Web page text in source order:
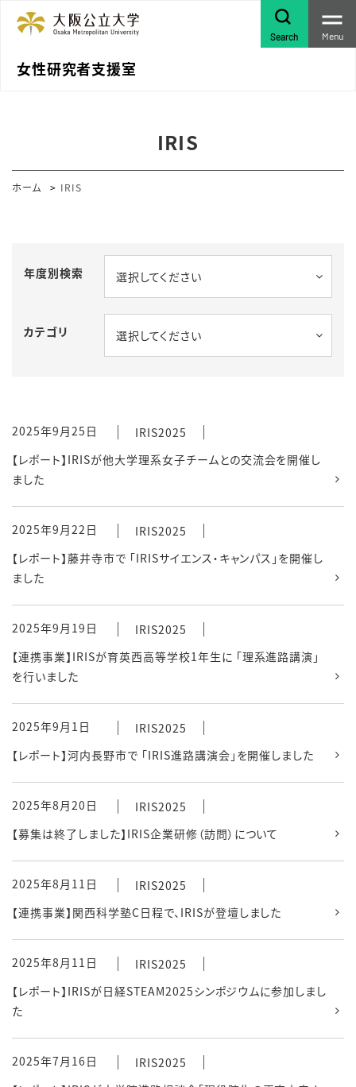
女性研究者支援室
Search Menu
IRIS
ホーム IRIS
年度別検索 選択してください
カテゴリ 選択してください
2025年9月25日
IRIS2025
【レポート】IRISが他大学理系女子チームとの交流会を開催し
ました
2025年9月22日
IRIS2025
【レポート】藤井寺市で 「IRISサイエンス・キャンパス」を開催し
ました
2025年9月19日
IRIS2025
【連携事業】IRISが育英西高等学校1年生に 「理系進路講演」
を行いました
2025年9月1日
IRIS2025
【レポート】河内長野市で 「IRIS進路講演会」を開催しました
2025年8月20日
IRIS2025
【募集は終了しました】IRIS企業研修（訪問）について
2025年8月11日
IRIS2025
【連携事業】関西科学塾C日程で、IRISが登壇しました
2025年8月11日
IRIS2025
【レポート】IRISが日経STEAM2025シンポジウムに参加しまし
た
2025年7月16日
IRIS2025